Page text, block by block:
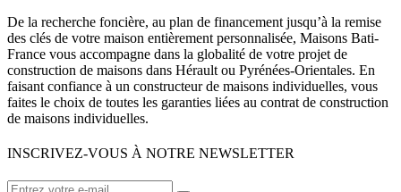
De la recherche foncière, au plan de financement jusqu’à la remise
des clés de votre maison entièrement personnalisée, Maisons Bati-
France vous accompagne dans la globalité de votre projet de
construction de maisons dans Hérault ou Pyrénées-Orientales. En
faisant confiance à un constructeur de maisons individuelles, vous
faites le choix de toutes les garanties liées au contrat de construction
de maisons individuelles.
INSCRIVEZ-VOUS À NOTRE NEWSLETTER